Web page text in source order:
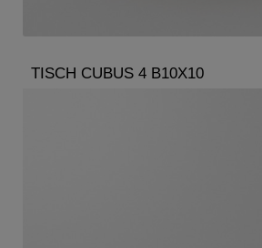
TISCH CUBUS 4 B10X10